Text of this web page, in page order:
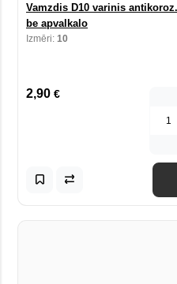
Vamzdis D10 varinis antikoroz.
be apvalkalo
Izmēri: 10
2,90 €